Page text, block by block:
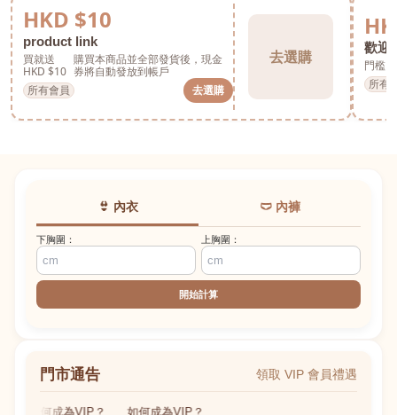
HKD $10
product link
買就送
HKD $10
購買本商品並全部發貨後，現金
券將自動發放到帳戶
所有會員
去選購
去選購
歡迎
門檻
所有
👙 內衣 🩲 內褲
下胸圍： 上胸圍：
開始計算
門市通告 領取 VIP 會員禮遇
如何成為VIP？ 如何成為VIP？